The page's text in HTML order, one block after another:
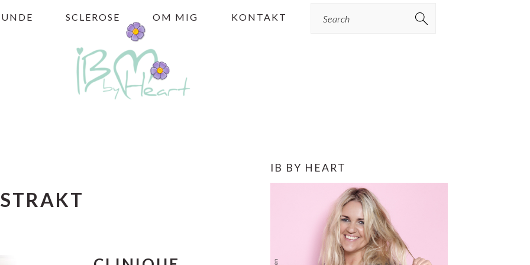
SCLEROSE OM MIG KONTAKT
PRIMÆR
IB BY HEART